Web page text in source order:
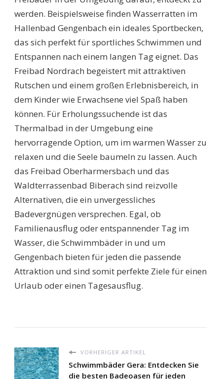
werden. Beispielsweise finden Wasserratten im
Hallenbad Gengenbach ein ideales Sportbecken,
das sich perfekt für sportliches Schwimmen und
Entspannen nach einem langen Tag eignet. Das
Freibad Nordrach begeistert mit attraktiven
Rutschen und einem großen Erlebnisbereich, in
dem Kinder wie Erwachsene viel Spaß haben
können. Für Erholungssuchende ist das
Thermalbad in der Umgebung eine
hervorragende Option, um im warmen Wasser zu
relaxen und die Seele baumeln zu lassen. Auch
das Freibad Oberharmersbach und das
Waldterrassenbad Biberach sind reizvolle
Alternativen, die ein unvergessliches
Badevergnügen versprechen. Egal, ob
Familienausflug oder entspannender Tag im
Wasser, die Schwimmbäder in und um
Gengenbach bieten für jeden die passende
Attraktion und sind somit perfekte Ziele für einen
Urlaub oder einen Tagesausflug.
VORHERIGER ARTIKEL
Schwimmbäder Gera: Entdecken Sie
die besten Badeoasen für jeden